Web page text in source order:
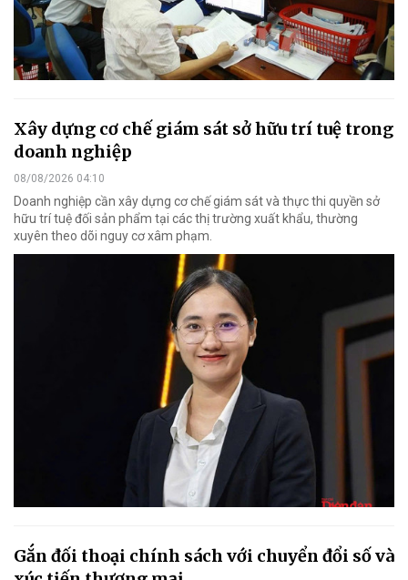
Xây dựng cơ chế giám sát sở hữu trí tuệ trong
doanh nghiệp
08/08/2026 04:10
Doanh nghiệp cần xây dựng cơ chế giám sát và thực thi quyền sở
hữu trí tuệ đối sản phẩm tại các thị trường xuất khẩu, thường
xuyên theo dõi nguy cơ xâm phạm.
Gắn đối thoại chính sách với chuyển đổi số và